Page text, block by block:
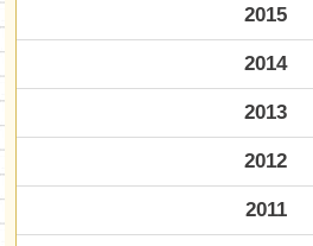
2015
2014
2013
2012
2011